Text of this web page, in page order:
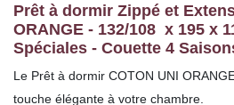
Prêt à dormir Zippé et
ORANGE - 132/108 x 195 x
Spéciales - Couette 4
Le Prêt à dormir COTON UNI
touche élégante à votre chambre.